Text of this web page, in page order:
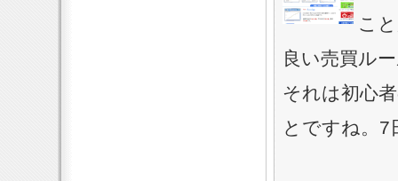
こ
良い売買ル
それは初心
とですね。7